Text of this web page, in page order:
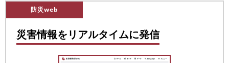
防災web
災害情報をリアルタイムに発信